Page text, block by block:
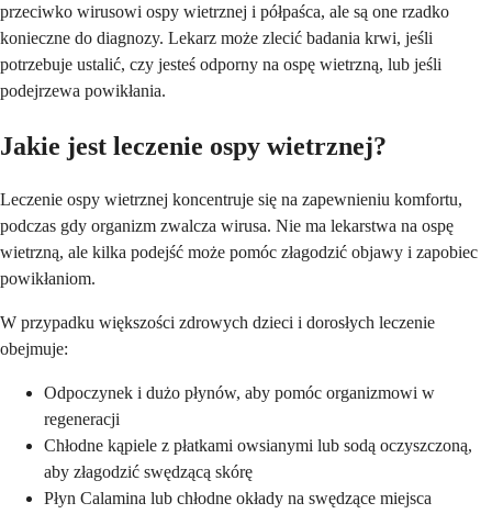
przeciwko wirusowi ospy wietrznej i półpaśca, ale są one rzadko
konieczne do diagnozy. Lekarz może zlecić badania krwi, jeśli
potrzebuje ustalić, czy jesteś odporny na ospę wietrzną, lub jeśli
podejrzewa powikłania.
Jakie jest leczenie ospy wietrznej?
Leczenie ospy wietrznej koncentruje się na zapewnieniu komfortu,
podczas gdy organizm zwalcza wirusa. Nie ma lekarstwa na ospę
wietrzną, ale kilka podejść może pomóc złagodzić objawy i zapobiec
powikłaniom.
W przypadku większości zdrowych dzieci i dorosłych leczenie
obejmuje:
Odpoczynek i dużo płynów, aby pomóc organizmowi w
regeneracji
Chłodne kąpiele z płatkami owsianymi lub sodą oczyszczoną,
aby złagodzić swędzącą skórę
Płyn Calamina lub chłodne okłady na swędzące miejsca